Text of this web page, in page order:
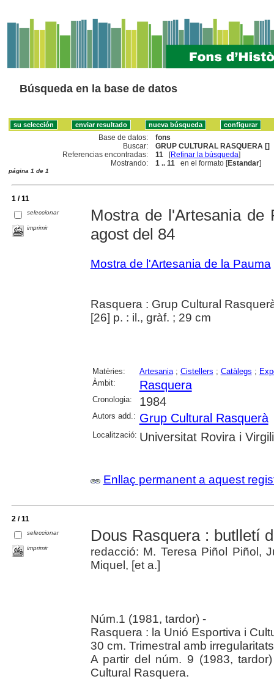
Búsqueda en la base de datos
Base de datos:
fons
Buscar:
GRUP CULTURAL RASQUERA []
Referencias encontradas:
11 [Refinar la búsqueda]
Mostrando:
1 .. 11 en el formato [Estandar]
página 1 de 1
1 / 11
seleccionar
imprimir
Mostra de l'Artesania de
agost del 84
Mostra de l'Artesania de la Pauma
Rasquera : Grup Cultural
[26] p. : il., gràf. ; 29 cm
Matèries: Artesania; Cistellers ; Catàlegs ;
Àmbit:
Rasquera
Cronologia: 1984
Autors add.: Grup Cultural Rasquerà
Localització: Universitat Rovira i Virgili
Enllaç permanent a aquest
2 / 11
seleccionar
imprimir
Dous Rasquera : butlletí
redacció: M. Teresa Piñol Piñol,
Miquel, [et a.]
Núm.1 (1981, tardor) -
Rasquera : la Unió Esportiva i
30 cm. Trimestral amb
A partir del núm. 9 (1983,
Cultural Rasquera.